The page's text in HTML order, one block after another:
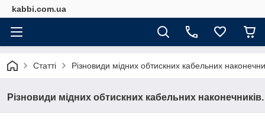
kabbi.com.ua
Статті Різновиди мідних обтискних кабельних
Різновиди мідних обтискних кабельних наконечників.